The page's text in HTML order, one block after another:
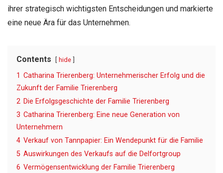
ihrer strategisch wichtigsten Entscheidungen und markierte
eine neue Ära für das Unternehmen.
Contents hide
1 Catharina Trierenberg: Unternehmerischer Erfolg und die
Zukunft der Familie Trierenberg
2 Die Erfolgsgeschichte der Familie Trierenberg
3 Catharina Trierenberg: Eine neue Generation von
Unternehmern
4 Verkauf von Tannpapier: Ein Wendepunkt für die Familie
5 Auswirkungen des Verkaufs auf die Delfortgroup
6 Vermögensentwicklung der Familie Trierenberg